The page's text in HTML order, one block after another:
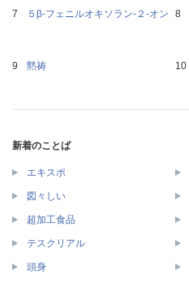
５β‐フェニルオキソラン‐２‐オン
黙祷
新着のことば
エキスポ
図々しい
超加工食品
テスクリアル
頭身